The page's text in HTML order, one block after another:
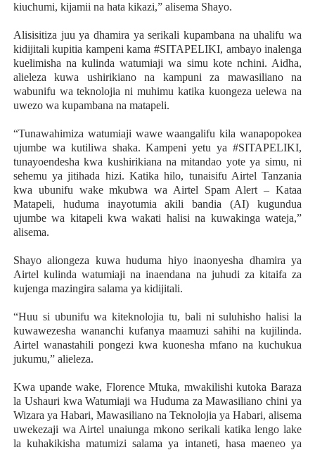
kiuchumi, kijamii na hata kikazi,” alisema Shayo.
Alisisitiza juu ya dhamira ya serikali kupambana na uhalifu wa
kidijitali kupitia kampeni kama #SITAPELIKI, ambayo inalenga
kuelimisha na kulinda watumiaji wa simu kote nchini. Aidha,
alieleza kuwa ushirikiano na kampuni za mawasiliano na
wabunifu wa teknolojia ni muhimu katika kuongeza uelewa na
uwezo wa kupambana na matapeli.
“Tunawahimiza watumiaji wawe waangalifu kila wanapopokea
ujumbe wa kutiliwa shaka. Kampeni yetu ya #SITAPELIKI,
tunayoendesha kwa kushirikiana na mitandao yote ya simu, ni
sehemu ya jitihada hizi. Katika hilo, tunaisifu Airtel Tanzania
kwa ubunifu wake mkubwa wa Airtel Spam Alert – Kataa
Matapeli, huduma inayotumia akili bandia (AI) kugundua
ujumbe wa kitapeli kwa wakati halisi na kuwakinga wateja,”
alisema.
Shayo aliongeza kuwa huduma hiyo inaonyesha dhamira ya
Airtel kulinda watumiaji na inaendana na juhudi za kitaifa za
kujenga mazingira salama ya kidijitali.
“Huu si ubunifu wa kiteknolojia tu, bali ni suluhisho halisi la
kuwawezesha wananchi kufanya maamuzi sahihi na kujilinda.
Airtel wanastahili pongezi kwa kuonesha mfano na kuchukua
jukumu,” alieleza.
Kwa upande wake, Florence Mtuka, mwakilishi kutoka Baraza
la Ushauri kwa Watumiaji wa Huduma za Mawasiliano chini ya
Wizara ya Habari, Mawasiliano na Teknolojia ya Habari, alisema
uwekezaji wa Airtel unaiunga mkono serikali katika lengo lake
la kuhakikisha matumizi salama ya intaneti, hasa maeneo ya